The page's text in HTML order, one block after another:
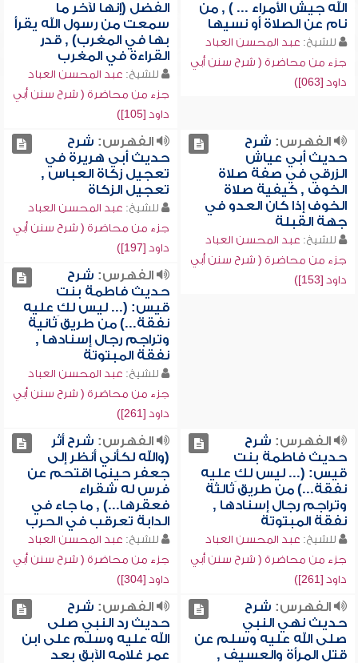
الله جيش الأمراء ... ) , من
نام عن الصلاة أو نسيها
للشيخ: عبد المحسن العباد
جزء من محاضرة ( شرح سنن أبي
داود [063])
الفضل (إنها لآخر ما
سمعت من رسول الله يقرأ
بها في المغرب) , قدر
القراءة في المغرب
للشيخ: عبد المحسن العباد
جزء من محاضرة ( شرح سنن أبي
داود [105])
الفهرس: شرح
حديث أبي عياش
الزرقي في صفة صلاة
الخوف , كيفية صلاة
الخوف إذا كان العدو في
جهة القبلة
للشيخ: عبد المحسن العباد
جزء من محاضرة ( شرح سنن أبي
داود [153])
الفهرس: شرح
حديث أبي هريرة في
تعجيل زكاة العباس ,
تعجيل الزكاة
للشيخ: عبد المحسن العباد
جزء من محاضرة ( شرح سنن أبي
داود [197])
الفهرس: شرح
حديث فاطمة بنت
قيس: (... ليس لكِ عليه
نفقة...) من طريق ثانية
وتراجم رجال إسنادها ,
نفقة المبتوتة
للشيخ: عبد المحسن العباد
جزء من محاضرة ( شرح سنن أبي
داود [261])
الفهرس: شرح
حديث فاطمة بنت
قيس: (... ليس لكِ عليه
نفقة...) من طريق ثالثة
وتراجم رجال إسنادها ,
نفقة المبتوتة
للشيخ: عبد المحسن العباد
جزء من محاضرة ( شرح سنن أبي
داود [261])
الفهرس: شرح أثر
(والله لكأني أنظر إلى
جعفر حينما اقتحم عن
فرس له شقراء
فعقرها...) , ما جاء في
الدابة تعرقب في الحرب
للشيخ: عبد المحسن العباد
جزء من محاضرة ( شرح سنن أبي
داود [304])
الفهرس: شرح
حديث نهي النبي
صلى الله عليه وسلم عن
قتل المرأة والعسيف ,
الفهرس: شرح
حديث رد النبي صلى
الله عليه وسلم على ابن
عمر غلامه الآبق بعد